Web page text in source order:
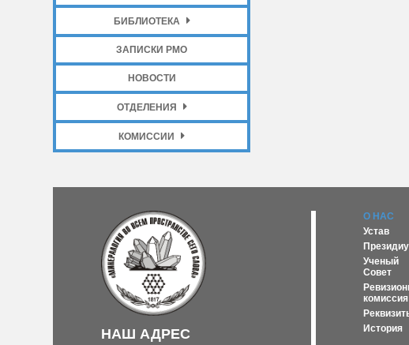
БИБЛИОТЕКА
ЗАПИСКИ РМО
НОВОСТИ
ОТДЕЛЕНИЯ
КОМИССИИ
НАШ АДРЕС
О НАС
Устав
Ученый
Совет
комиссия
История